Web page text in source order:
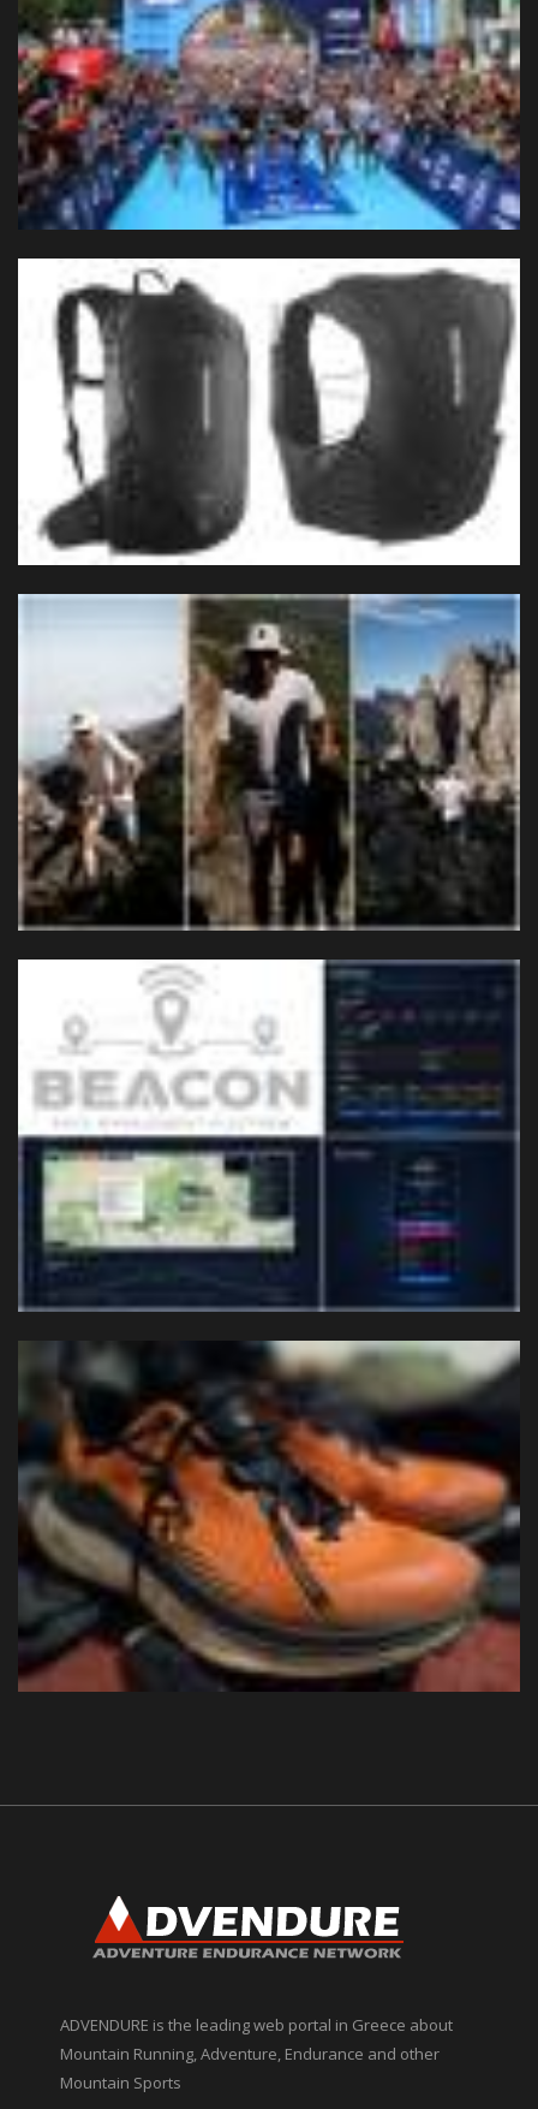
ADVENDURE is the leading web portal in Greece about
Mountain Running, Adventure, Endurance and other
Mountain Sports